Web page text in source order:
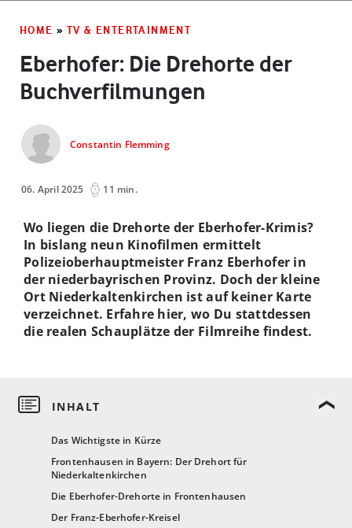
HOME » TV & ENTERTAINMENT
Eberhofer: Die Drehorte der
Buchverfilmungen
Constantin Flemming
06. April 2025 11 min.
Das Wichtigste in Kürze
Frontenhausen in Bayern: Der Drehort für
Niederkaltenkirchen
Die Eberhofer-Drehorte in Frontenhausen
Der Franz-Eberhofer-Kreisel
Wo liegen die Drehorte der Eberhofer-Krimis?
In bislang neun Kinofilmen ermittelt
Polizeioberhauptmeister Franz Eberhofer in
der niederbayrischen Provinz. Doch der kleine
Ort Niederkaltenkirchen ist auf keiner Karte
verzeichnet. Erfahre hier, wo Du stattdessen
die realen Schauplätze der Filmreihe findest.